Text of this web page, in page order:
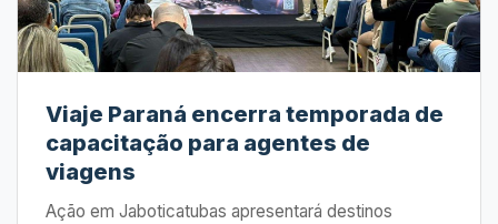
Viaje Paraná encerra temporada de
capacitação para agentes de
viagens
Ação em Jaboticatubas apresentará destinos